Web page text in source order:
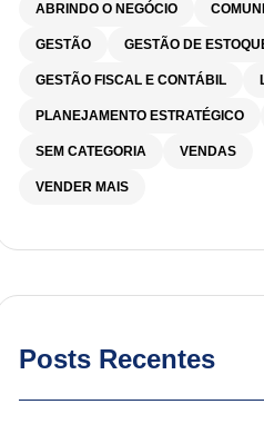
ABRINDO O NEGÓCIO
GESTÃO GESTÃO DE
GESTÃO FISCAL E CONTÁBIL
PLANEJAMENTO ESTRATÉGICO
SEM CATEGORIA VENDAS
VENDER MAIS
Posts Recentes